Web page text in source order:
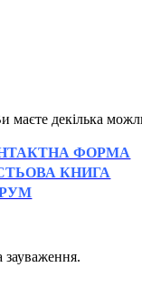
маєте декілька
ФОРМА
КНИГА